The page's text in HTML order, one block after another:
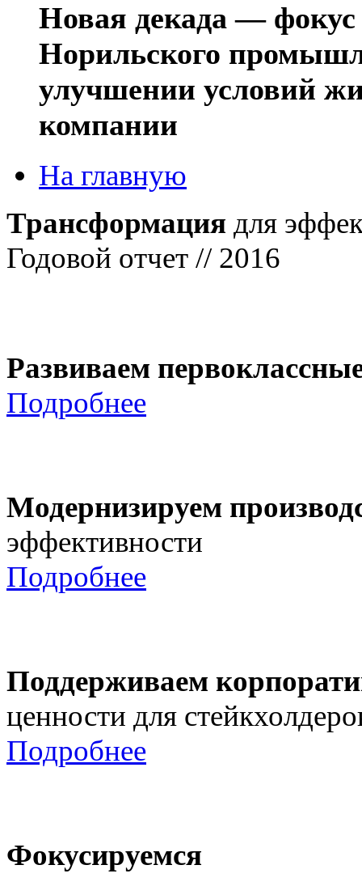
Новая декада — фокус
Норильского
улучшении условий
компании
На главную
Трансформация для
Годовой отчет // 2016
Развиваем
Подробнее
Модернизируем
эффективности
Подробнее
Поддерживаем
ценности для
Подробнее
Фокусируемся